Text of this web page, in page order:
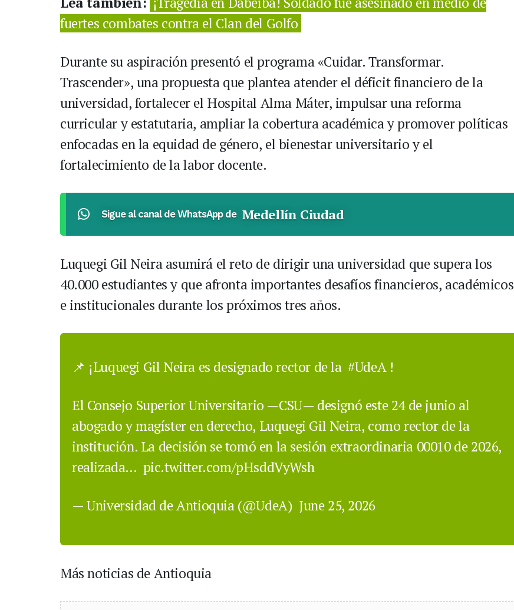
fuertes combates contra el Clan del Golfo
Durante su aspiración presentó el programa «Cuidar. Transformar.
Trascender», una propuesta que plantea atender el déficit financiero de la
universidad, fortalecer el Hospital Alma Máter, impulsar una reforma
curricular y estatutaria, ampliar la cobertura académica y promover políticas
enfocadas en la equidad de género, el bienestar universitario y el
fortalecimiento de la labor docente.
Sigue al canal de WhatsApp de Medellín Ciudad
Luquegi Gil Neira asumirá el reto de dirigir una universidad que supera los
40.000 estudiantes y que afronta importantes desafíos financieros, académicos
e institucionales durante los próximos tres años.
📌 ¡Luquegi Gil Neira es designado rector de la #UdeA !
El Consejo Superior Universitario —CSU— designó este 24 de junio al
abogado y magíster en derecho, Luquegi Gil Neira, como rector de la
institución. La decisión se tomó en la sesión extraordinaria 00010 de 2026,
realizada… pic.twitter.com/pHsddVyWsh
— Universidad de Antioquia (@UdeA) June 25, 2026
Más noticias de Antioquia